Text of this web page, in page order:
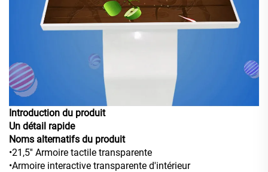
Introduction du produit
Un détail rapide
Noms alternatifs du produit
•21,5'' Armoire tactile transparente
•Armoire interactive transparente d'intérieur